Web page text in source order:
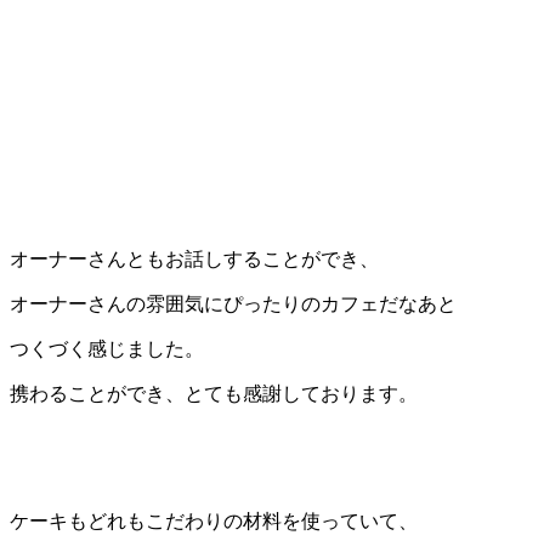
オーナーさんともお話しすることができ、
オーナーさんの雰囲気にぴったりのカフェだなあと
つくづく感じました。
携わることができ、とても感謝しております。
ケーキもどれもこだわりの材料を使っていて、